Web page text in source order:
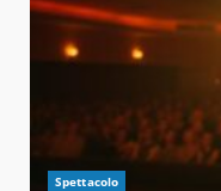
Spettacolo